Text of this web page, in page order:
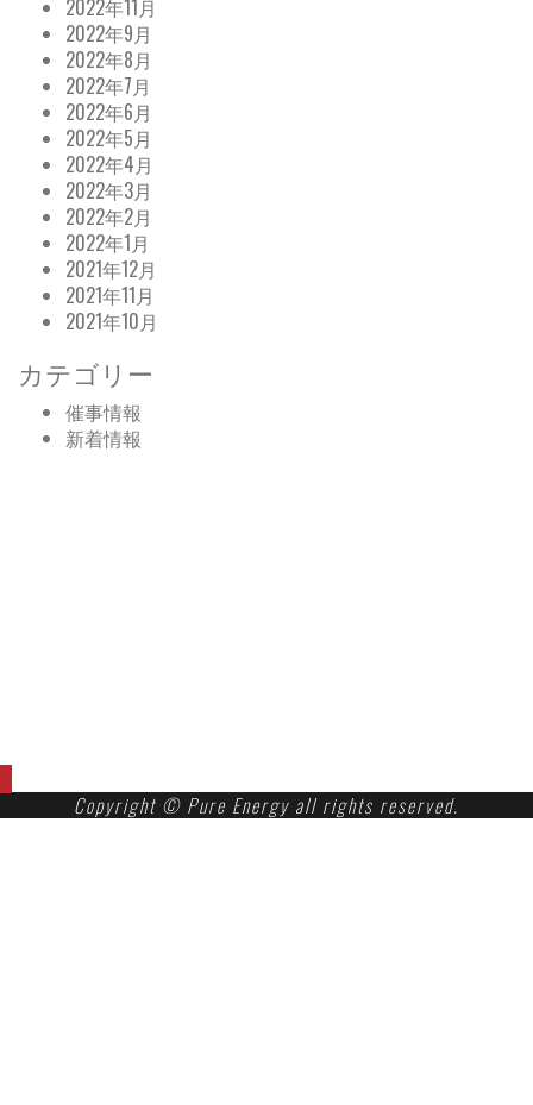
2022年11月
2022年9月
2022年8月
2022年7月
2022年6月
2022年5月
2022年4月
2022年3月
2022年2月
2022年1月
2021年12月
2021年11月
2021年10月
カテゴリー
催事情報
新着情報
Copyright © Pure Energy all rights reserved.